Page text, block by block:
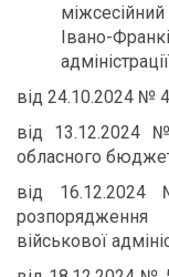
Івано-
від 24.10.2024 №
від 13.12.2024
обласного
від
військової